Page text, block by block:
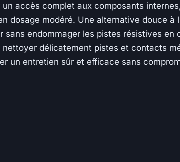
accès complet aux composants
dosage modéré. Une alternative douce à
endommager les pistes résistives en
délicatement pistes et contacts
un entretien sûr et efficace sans